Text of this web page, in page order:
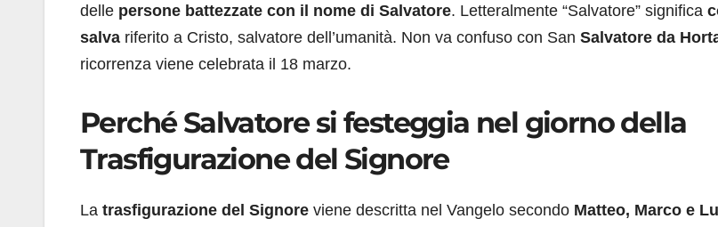
delle persone battezzate con il nome di Salvatore. Letteralmente “Salvatore” significa
salva riferito a Cristo, salvatore dell’umanità. Non va confuso con San Salvatore da
ricorrenza viene celebrata il 18 marzo.
Perché Salvatore si festeggia nel giorno della
Trasfigurazione del Signore
La trasfigurazione del Signore viene descritta nel Vangelo secondo Matteo, Marco e